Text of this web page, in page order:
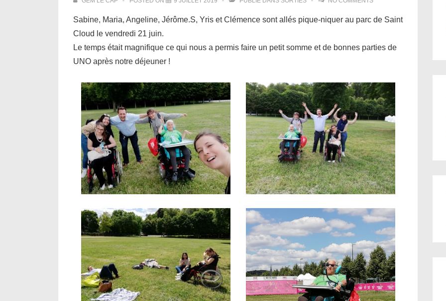
Sabine, Maria, Angeline, Jérôme.S, Yris et Clémence sont allés pique-niquer au parc de Saint
Cloud le vendredi 21 juin.
Le temps était magnifique ce qui nous a permis faire un petit somme et de bonnes parties de
UNO après notre déjeuner !